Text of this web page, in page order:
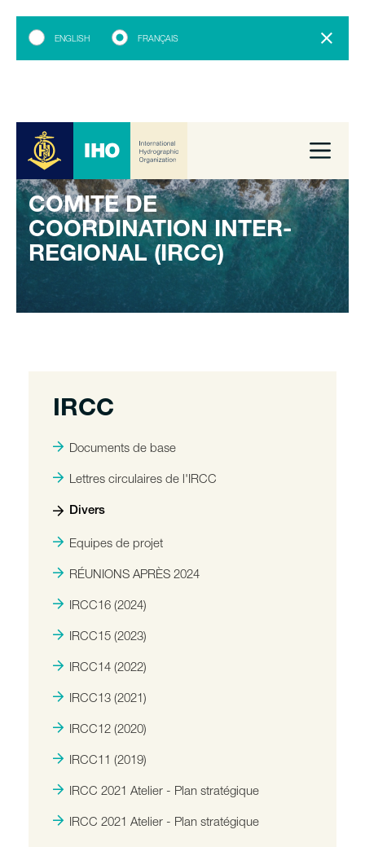
ENGLISH FRANÇAIS
COMITE DE
COORDINATION INTER-
REGIONAL (IRCC)
IRCC
Documents de base
Lettres circulaires de l'IRCC
Divers
Equipes de projet
RÉUNIONS APRÈS 2024
IRCC16 (2024)
IRCC15 (2023)
IRCC14 (2022)
IRCC13 (2021)
IRCC12 (2020)
IRCC11 (2019)
IRCC 2021 Atelier - Plan stratégique
IRCC 2021 Atelier - Plan stratégique